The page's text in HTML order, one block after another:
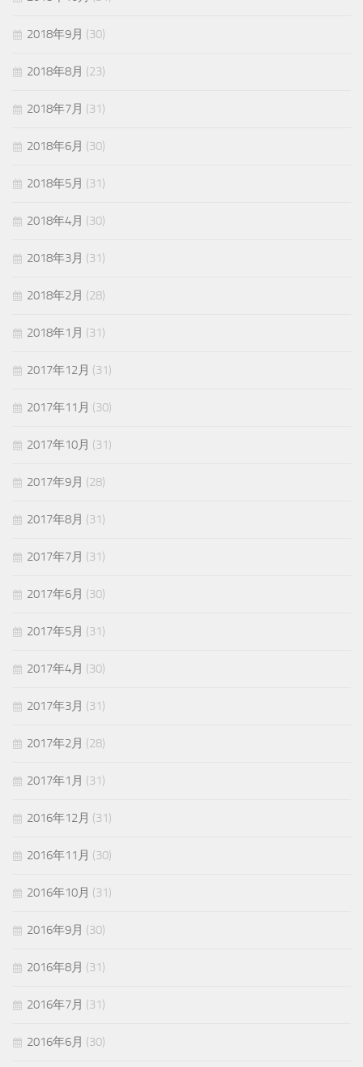
2018年9月 (30)
2018年8月 (23)
2018年7月 (31)
2018年6月 (30)
2018年5月 (31)
2018年4月 (30)
2018年3月 (31)
2018年2月 (28)
2018年1月 (31)
2017年12月 (31)
2017年11月 (30)
2017年10月 (31)
2017年9月 (28)
2017年8月 (31)
2017年7月 (31)
2017年6月 (30)
2017年5月 (31)
2017年4月 (30)
2017年3月 (31)
2017年2月 (28)
2017年1月 (31)
2016年12月 (31)
2016年11月 (30)
2016年10月 (31)
2016年9月 (30)
2016年8月 (31)
2016年7月 (31)
2016年6月 (30)